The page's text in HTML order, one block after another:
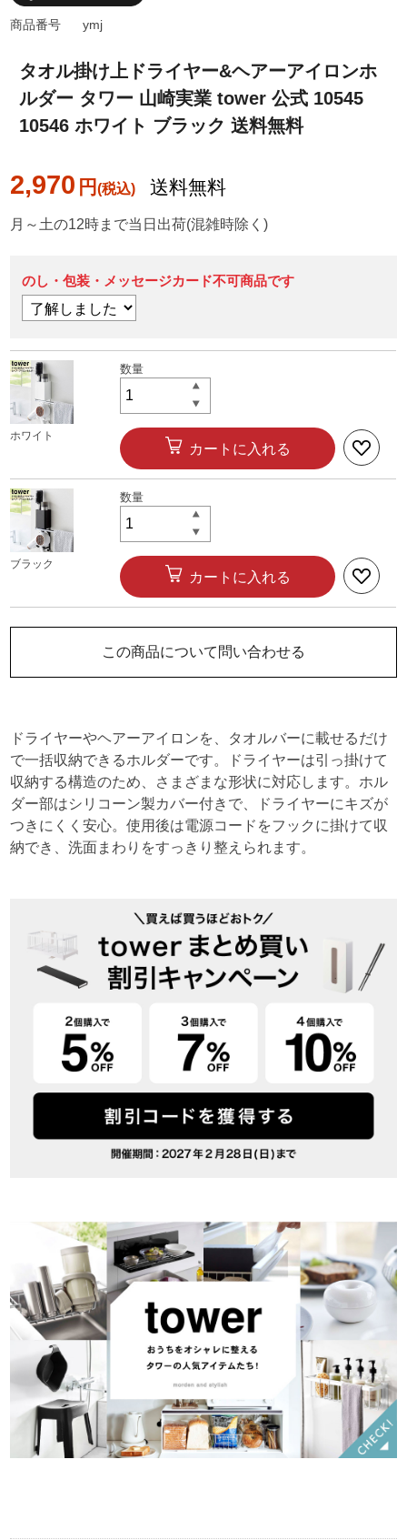
タオル掛け上ドライヤー&ヘアーアイロンホ
ルダー タワー 山崎実業 tower 公式 10545
10546 ホワイト ブラック 送料無料
2,970 円 送料無料
商品番号 ymj
月～土の12時まで当日出荷(混雑時除く)
のし・包装・メッセージカード不可商品です
ホワイト
カートに入れる
ブラック
カートに入れる
この商品について問い合わせる
ドライヤーやヘアーアイロンを、タオルバーに載せるだけ
で一括収納できるホルダーです。ドライヤーは引っ掛けて
収納する構造のため、さまざまな形状に対応します。ホル
ダー部はシリコーン製カバー付きで、ドライヤーにキズが
つきにくく安心。使用後は電源コードをフックに掛けて収
納でき、洗面まわりをすっきり整えられます。